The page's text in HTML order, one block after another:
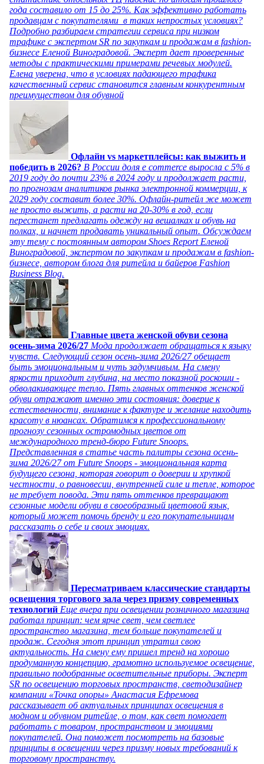
года составило от 15 до 25%. Как эффективно работать
продавцам с покупателями в таких непростых условиях?
Подробно разбираем стратегии сервиса при низком
трафике с экспертом SR по закупкам и продажам в fashion-
бизнесе Еленой Виноградовой. Эксперт дает проверенные
методы с практическими примерами речевых модулей.
Елена уверена, что в условиях падающего трафика
качественный сервис становится главным конкурентным
преимуществом для обувной
Офлайн vs маркетплейсы: как выжить и
победить в 2026? В России доля e commerce выросла с 5% в
2019 году до почти 23% в 2024 году и продолжает расти,
по прогнозам аналитиков рынка электронной коммерции, к
2029 году составит более 30%. Офлайн-ритейл же может
не просто выжить, а расти на 20-30% в год, если
перестанет предлагать одежду на вешалках и обувь на
полках, и начнет продавать уникальный опыт. Обсуждаем
эту тему с постоянным автором Shoes Report Еленой
Виноградовой, экспертом по закупкам и продажам в fashion-
бизнесе, автором блога для ритейла и байеров Fashion
Business Blog.
Главные цвета женской обуви сезона
осень-зима 2026/27 Мода продолжает обращаться к языку
чувств. Следующий сезон осень-зима 2026/27 обещает
быть эмоциональным и чуть задумчивым. На смену
яркости приходит глубина, на место показной роскоши -
обволакивающее тепло. Пять главных оттенков женской
обуви отражают именно эти состояния: доверие к
естественности, внимание к фактуре и желание находить
красоту в нюансах. Обратимся к профессиональному
прогнозу сезонных остромодных цветов от
международного тренд-бюро Future Snoops.
Представленная в статье часть палитры сезона осень-
зима 2026/27 от Future Snoops - эмоциональная карта
будущего сезона, которая говорит о доверии и хрупкой
честности, о равновесии, внутренней силе и тепле, которое
не требует повода. Эти пять оттенков превращают
сезонные модели обуви в своеобразный цветовой язык,
который может помочь бренду и его покупательницам
рассказать о себе и своих эмоциях.
Пересматриваем классические стандарты
освещения торгового зала через призму современных
технологий Еще вчера при освещении розничного магазина
работал принцип: чем ярче свет, чем светлее
пространство магазина, тем больше покупателей и
продаж. Сегодня этот принцип утратил свою
актуальность. На смену ему пришел тренд на хорошо
продуманную концепцию, грамотно используемое освещение,
правильно подобранные осветительные приборы. Эксперт
SR по освещению торговых пространств, светодизайнер
компании «Точка опоры» Анастасия Ефремова
рассказывает об актуальных принципах освещения в
модном и обувном ритейле, о том, как свет помогает
работать с товаром, пространством и эмоциями
покупателей. Она поможет посмотреть на базовые
принципы в освещении через призму новых требований к
торговому пространству.